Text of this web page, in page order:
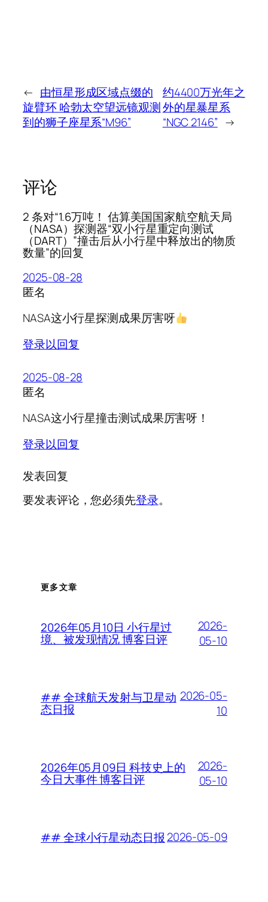
← 由恒星形成区域点缀的
旋臂环 哈勃太空望远镜观测
到的狮子座星系“M96”
约4400万光年之
外的星暴星系
“NGC 2146” →
评论
2 条对“1.6万吨！ 估算美国国家航空航天局
（NASA）探测器“双小行星重定向测试
（DART）”撞击后从小行星中释放出的物质
数量”的回复
2025-08-28
匿名
NASA这小行星探测成果厉害呀
登录以回复
2025-08-28
匿名
NASA这小行星撞击测试成果厉害呀！
登录以回复
发表回复
要发表评论，您必须先登录。
更多文章
2026年05月10日 小行星过
境、被发现情况 博客日评
2026-
05-10
## 全球航天发射与卫星动
态日报
2026-05-
10
2026年05月09日 科技史上的
今日大事件 博客日评
2026-
05-10
## 全球小行星动态日报2026-05-09